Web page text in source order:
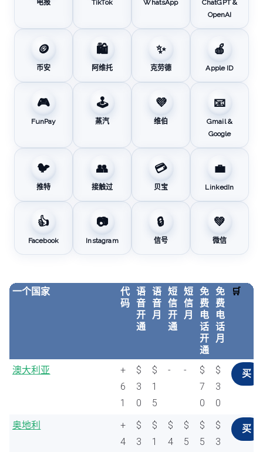
电报 TikTok WhatsApp
ChatGPT &
OpenAI
🪙
币安
🛍️
阿维托
✨
克劳德
🍎
Apple ID
🎮
FunPay
🕹️
蒸汽
💜
维伯
📧
Gmail &
Google
🐦
推特
👥
接触过
💳
贝宝
💼
LinkedIn
👍
Facebook
📷
Instagram
🔒
信号
💚
微信
一个国家
代
码
语
音
开
通
语
音
月
短
信
开
通
短
信
月
免
费
电
话
开
通
免
费
电
话
月
🛒
澳大利亚
+
6
1
$
3
0
$
1
5
- -
$
7
0
$
3
0
买
奥地利
+
4
$
3
$
1
$
4
$
5
$
5
$
3
买